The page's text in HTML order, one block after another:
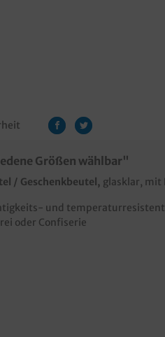
Größen wählbar"
/ Geschenkbeutel, glasklar, mit
und
oder Confiserie